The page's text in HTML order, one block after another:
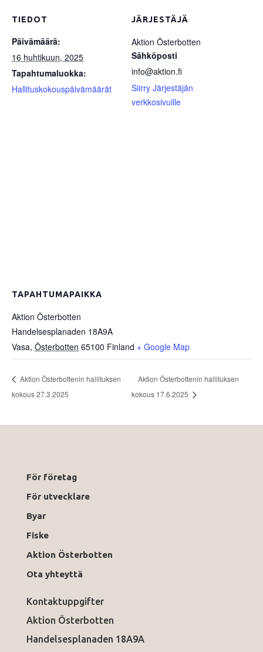
TIEDOT
Päivämäärä:
16 huhtikuun, 2025
Tapahtumaluokka:
Hallituskokouspäivämäärät
JÄRJESTÄJÄ
Aktion Österbotten
Sähköposti
info@aktion.fi
Siirry Järjestäjän
verkkosivuille
TAPAHTUMAPAIKKA
Aktion Österbotten
Handelsesplanaden 18A9A
Vasa, Österbotten 65100 Finland + Google Map
Aktion Österbottenin hallituksen
kokous 27.3.2025
Aktion Österbottenin hallituksen
kokous 17.6.2025
För företag
För utvecklare
Byar
Fiske
Aktion Österbotten
Ota yhteyttä
Kontaktuppgifter
Aktion Österbotten
Handelsesplanaden 18A9A